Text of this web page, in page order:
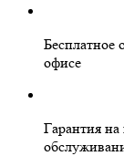
Бесплатное
офисе
Гарантия на